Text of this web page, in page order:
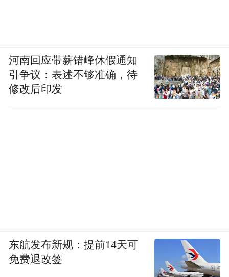
河南回应带薪错峰休假通知
引争议：表述不够准确，待
修改后印发
东航发布新规：提前14天可
免费退改签